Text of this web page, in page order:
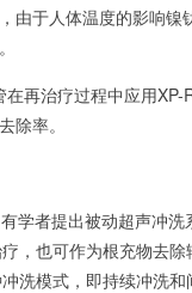
由于人体温度的影响
再治疗过程中应用XP-
除率。
学者提出被动超声冲洗
，也可作为根充物去
洗模式，即持续冲洗